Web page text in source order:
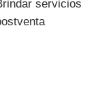
servicios